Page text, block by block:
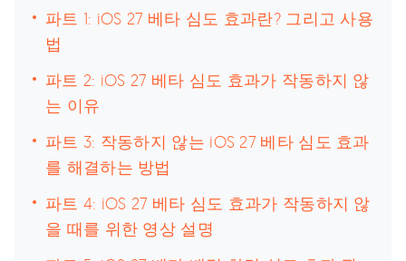
파트 1: iOS 27 베타 심도 효과란? 그리고 사용
법
파트 2: iOS 27 베타 심도 효과가 작동하지 않
는 이유
파트 3: 작동하지 않는 iOS 27 베타 심도 효과
를 해결하는 방법
파트 4: iOS 27 베타 심도 효과가 작동하지 않
을 때를 위한 영상 설명